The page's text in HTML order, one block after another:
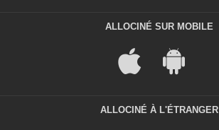
ALLOCINÉ SUR MOBILE
ALLOCINÉ À L'ÉTRANGER